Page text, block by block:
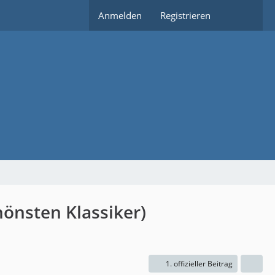
Anmelden Registrieren
Klassiker)
1. offizieller Beitrag